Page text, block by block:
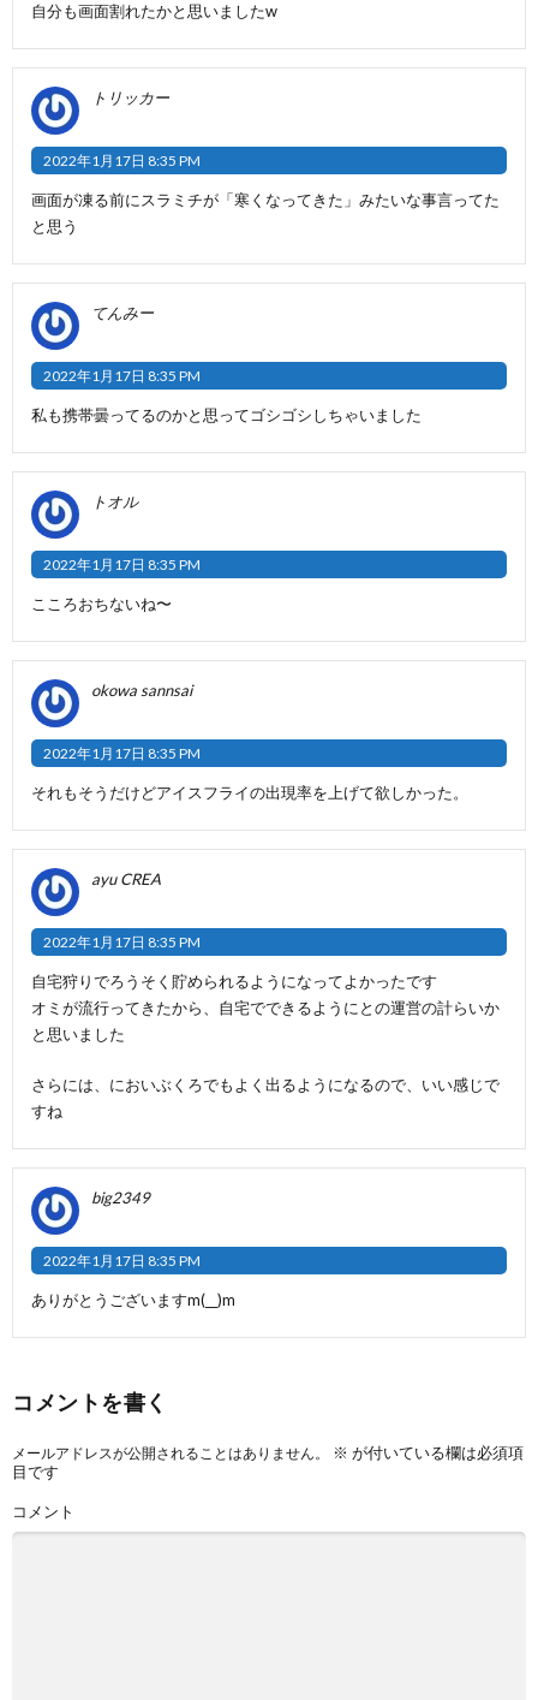
自分も画面割れたかと思いましたw
トリッカー
2022年1月17日 8:35 PM
画面が凍る前にスラミチが「寒くなってきた」みたいな事言ってた
と思う
てんみー
2022年1月17日 8:35 PM
私も携帯曇ってるのかと思ってゴシゴシしちゃいました
トオル
2022年1月17日 8:35 PM
こころおちないね〜
okowa sannsai
2022年1月17日 8:35 PM
それもそうだけどアイスフライの出現率を上げて欲しかった。
ayu CREA
2022年1月17日 8:35 PM
自宅狩りでろうそく貯められるようになってよかったです
オミが流行ってきたから、自宅でできるようにとの運営の計らいか
と思いました
さらには、においぶくろでもよく出るようになるので、いい感じで
すね
big2349
2022年1月17日 8:35 PM
ありがとうございますm(__)m
コメントを書く
メールアドレスが公開されることはありません。 ※ が付いている欄は必須項
目です
コメント